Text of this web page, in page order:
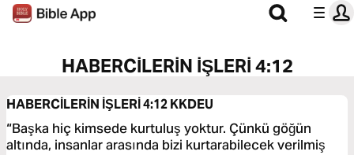
HABERCİLERİN İŞLERİ 4:12
HABERCİLERİN İŞLERİ 4:12KKDEU
“Başka hiç kimsede kurtuluş yoktur. Çünkü göğün
altında, insanlar arasında bizi kurtarabilecek verilmiş